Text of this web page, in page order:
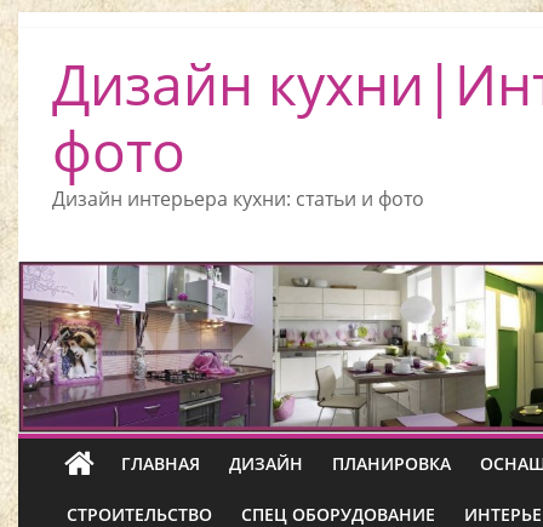
Дизайн
фото
Дизайн интерьера кухни: статьи и фото
ГЛАВНАЯ ДИЗАЙН ПЛАНИРОВКА
СТРОИТЕЛЬСТВО СПЕЦ ОБОРУДОВАНИЕ